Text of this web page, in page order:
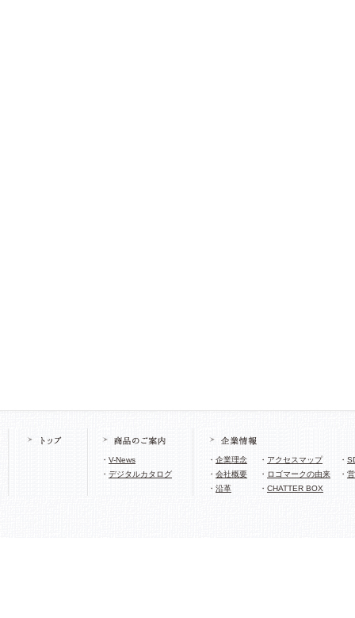
・ V-News
・ デジタルカタログ
・ 企業理念
・ 会社概要
・ 沿革
・ アクセスマップ
・ ロゴマークの由来
・ CHATTER BOX
・
・